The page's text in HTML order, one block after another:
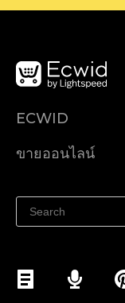
ECWID
ราคา
ขายออนไลน์
ขายบนเฟสบุ๊ค